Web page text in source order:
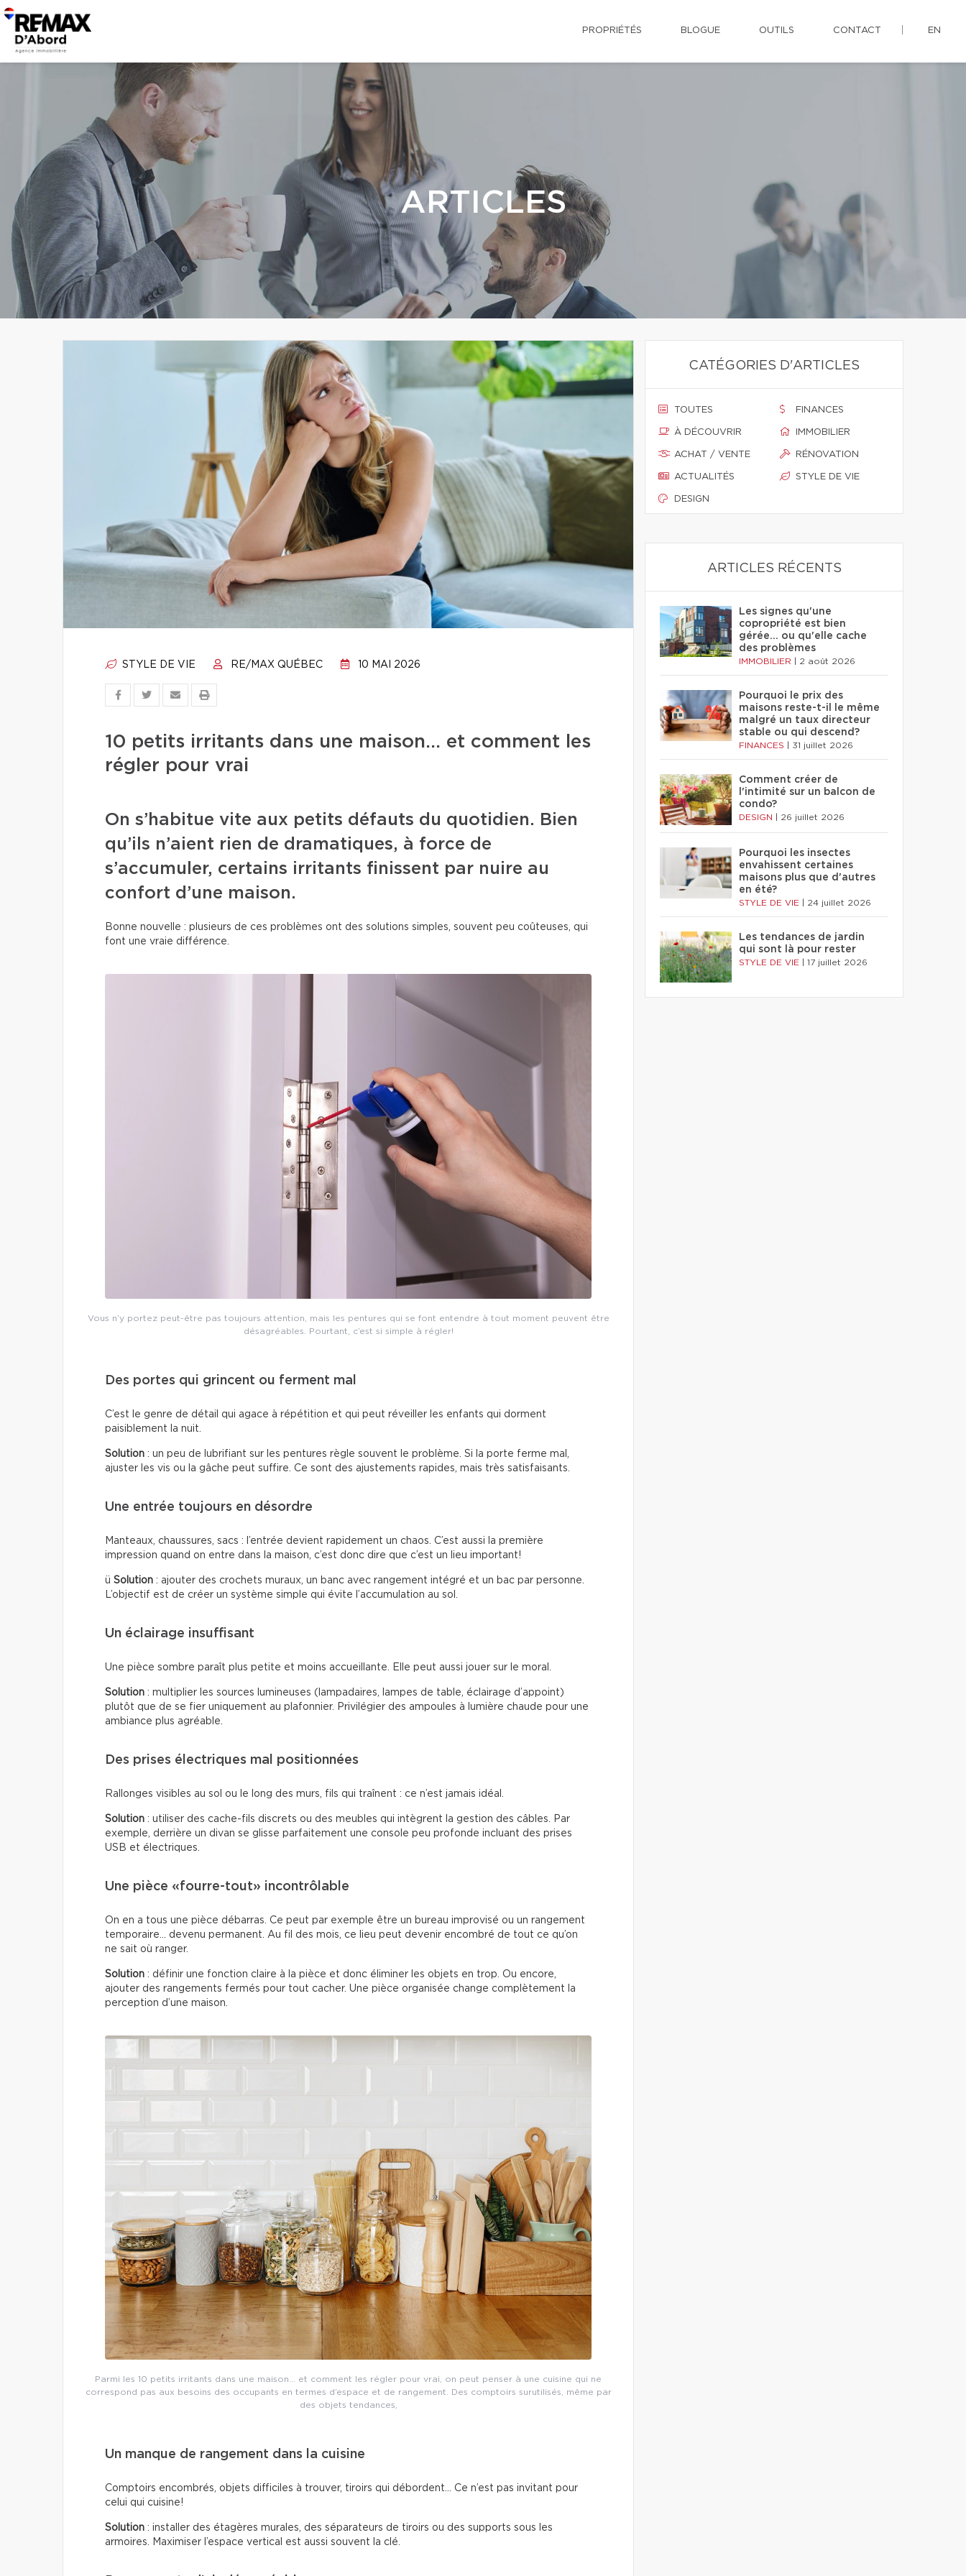
PROPRIÉTÉS BLOGUE OUTILS CONTACT EN
ARTICLES
STYLE DE VIE RE/MAX QUÉBEC 10 MAI 2026
10 petits irritants dans une maison… et comment les
régler pour vrai
On s’habitue vite aux petits défauts du quotidien. Bien
qu’ils n’aient rien de dramatiques, à force de
s’accumuler, certains irritants finissent par nuire au
confort d’une maison.
Bonne nouvelle : plusieurs de ces problèmes ont des solutions simples, souvent peu coûteuses, qui
font une vraie différence.
Vous n’y portez peut-être pas toujours attention, mais les pentures qui se font entendre à tout moment peuvent être
désagréables. Pourtant, c’est si simple à régler!
Des portes qui grincent ou ferment mal
C’est le genre de détail qui agace à répétition et qui peut réveiller les enfants qui dorment
paisiblement la nuit.
Solution : un peu de lubrifiant sur les pentures règle souvent le problème. Si la porte ferme mal,
ajuster les vis ou la gâche peut suffire. Ce sont des ajustements rapides, mais très satisfaisants.
Une entrée toujours en désordre
Manteaux, chaussures, sacs : l’entrée devient rapidement un chaos. C’est aussi la première
impression quand on entre dans la maison, c’est donc dire que c’est un lieu important!
ü Solution : ajouter des crochets muraux, un banc avec rangement intégré et un bac par personne.
L’objectif est de créer un système simple qui évite l’accumulation au sol.
Un éclairage insuffisant
Une pièce sombre paraît plus petite et moins accueillante. Elle peut aussi jouer sur le moral.
Solution : multiplier les sources lumineuses (lampadaires, lampes de table, éclairage d’appoint)
plutôt que de se fier uniquement au plafonnier. Privilégier des ampoules à lumière chaude pour une
ambiance plus agréable.
Des prises électriques mal positionnées
Rallonges visibles au sol ou le long des murs, fils qui traînent : ce n’est jamais idéal.
Solution : utiliser des cache-fils discrets ou des meubles qui intègrent la gestion des câbles. Par
exemple, derrière un divan se glisse parfaitement une console peu profonde incluant des prises
USB et électriques.
Une pièce «fourre-tout» incontrôlable
On en a tous une pièce débarras. Ce peut par exemple être un bureau improvisé ou un rangement
temporaire… devenu permanent. Au fil des mois, ce lieu peut devenir encombré de tout ce qu’on
ne sait où ranger.
Solution : définir une fonction claire à la pièce et donc éliminer les objets en trop. Ou encore,
ajouter des rangements fermés pour tout cacher. Une pièce organisée change complètement la
perception d’une maison.
Parmi les 10 petits irritants dans une maison… et comment les régler pour vrai, on peut penser à une cuisine qui ne
correspond pas aux besoins des occupants en termes d’espace et de rangement. Des comptoirs surutilisés, même par
des objets tendances,
Un manque de rangement dans la cuisine
Comptoirs encombrés, objets difficiles à trouver, tiroirs qui débordent… Ce n’est pas invitant pour
celui qui cuisine!
Solution : installer des étagères murales, des séparateurs de tiroirs ou des supports sous les
armoires. Maximiser l’espace vertical est aussi souvent la clé.
CATÉGORIES D'ARTICLES
TOUTES
À DÉCOUVRIR
ACHAT / VENTE
ACTUALITÉS
DESIGN
FINANCES
IMMOBILIER
RÉNOVATION
STYLE DE VIE
ARTICLES RÉCENTS
Les signes qu'une
copropriété est bien
gérée… ou qu'elle cache
des problèmes
IMMOBILIER 2 août 2026
Pourquoi le prix des
maisons reste-t-il le même
malgré un taux directeur
stable ou qui descend?
FINANCES 31 juillet 2026
Comment créer de
l'intimité sur un balcon de
condo?
DESIGN 26 juillet 2026
Pourquoi les insectes
envahissent certaines
maisons plus que d'autres
en été?
STYLE DE VIE 24 juillet 2026
Les tendances de jardin
qui sont là pour rester
STYLE DE VIE 17 juillet 2026